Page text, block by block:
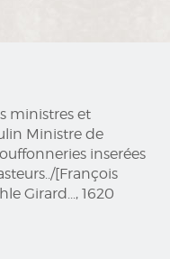
ministres et
Ministre de
inserées
[François
Girard..., 1620